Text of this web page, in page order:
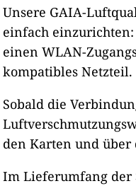
Unsere GAIA-
einfach
einen WLAN-
kompatibles Netzteil.
Sobald die
den Karten und
Im Lieferumfang der